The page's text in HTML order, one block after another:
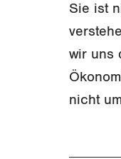
Sie ist
wir uns
nicht